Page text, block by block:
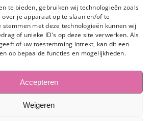
te bieden, gebruiken wij technologieën zoals
je apparaat op te slaan en/of te
met deze technologieën kunnen wij
of unieke ID's op deze site verwerken. Als
of uw toestemming intrekt, kan dit een
op bepaalde functies en mogelijkheden.
Accepteren
Weigeren
Zaalverhuur:
ochtend: 08.00 tot 12.00
middag: 13.00 tot 17.00
avond:op aanvraag
Stadhuisplein 7
3811 LM Amersfoort
033-445 1654
info@observant.nl